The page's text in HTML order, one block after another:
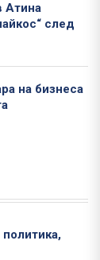
Атина
след
на бизнеса